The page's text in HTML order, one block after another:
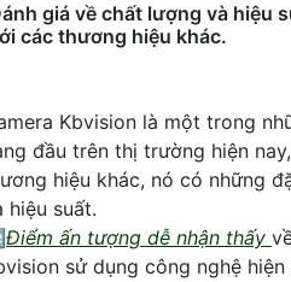
giá về chất lượng và hiệu
các thương hiệu khác.
Kbvision là một trong
đầu trên thị trường hiện
hiệu khác, nó có những
hiệu suất.
Điểm ấn tượng dễ nhận thấy
sử dụng công nghệ